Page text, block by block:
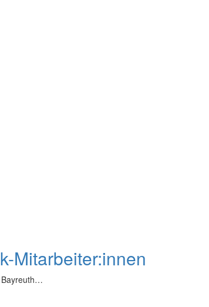
Mitarbeiter:innen
Bayreuth…